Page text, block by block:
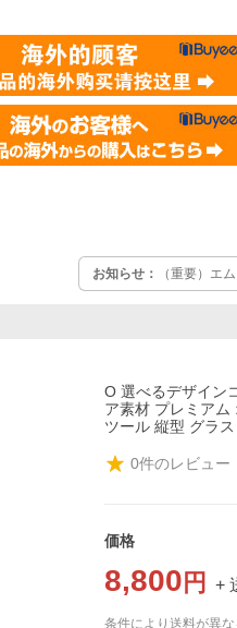
お知らせ：
（重要）エ
まして、Yahoo!ショッ
O 選べるデザイン
ア素材 プレミアム
ツール 縦型 グラス
0件のレビュー
価格
8,800 円 +
条件により送料が異な